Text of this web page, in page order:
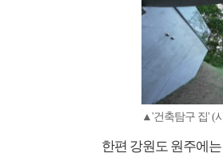
▲'건축탐구 집' (
한편 강원도 원주에